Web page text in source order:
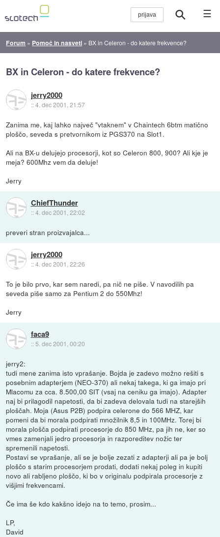
☰
Forum » Pomoč in nasveti » BX in Celeron - do katere frekvence?
BX in Celeron - do katere frekvence?
jerry2000
::4. dec 2001, 21:57
Zanima me, kaj lahko največ "vtaknem" v Chaintech 6btm matično
ploščo, seveda s pretvornikom iz PGS370 na Slot1.
Ali na BX-u delujejo procesorji, kot so Celeron 800, 900? Ali kje je
meja? 600Mhz vem da deluje!
Jerry
ChiefThunder
::4. dec 2001, 22:02
preveri stran proizvajalca...
jerry2000
::4. dec 2001, 22:26
To je bilo prvo, kar sem naredi, pa nič ne piše. V navodilih pa
seveda piše samo za Pentium 2 do 550Mhz!
Jerry
faca9
:: 5. dec 2001, 00:20
jerry2:
tudi mene zanima isto vprašanje. Bojda je zadevo možno rešiti s
posebnim adapterjem (NEO-370) ali nekaj takega, ki ga imajo pri
Mlacomu za cca. 8.500,00 SIT (vsaj na ceniku ga imajo). Adapter
naj bi prilagodil napetosti, da bi zadeva delovala tudi na starejših
ploščah. Moja (Asus P2B) podpira celerone do 566 MHZ, kar
pomeni da bi morala podpirati množilnik 8,5 in 100MHz. Torej bi
morala plošča podpirati procesorje do 850 MHz, pa jih ne, ker so
vmes zamenjali jedro procesorja in razporeditev nožic ter
spremenili napetosti.
Postavi se vprašanje, ali se je bolje zezati z adapterji ali pa je bolj
ploščo s starim procesorjem prodati, dodati nekaj poleg in kupiti
novo ali rabljeno ploščo, ki bo v originalu podpirala procesorje z
višjimi frekvencami.
Če ima še kdo kakšno idejo na to temo, prosim...
LP,
David